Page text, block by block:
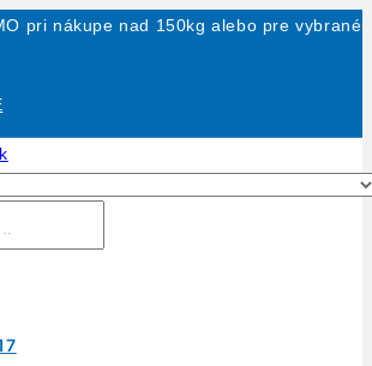
pri nákupe nad 150kg alebo pre vybrané